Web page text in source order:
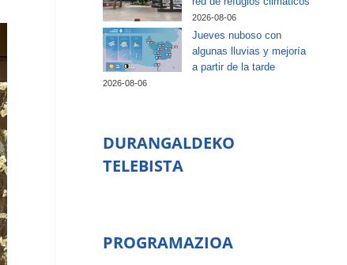
2026-08-06
Jueves nuboso con
algunas lluvias y mejoría
a partir de la tarde
2026-08-06
DURANGALDEKO
TELEBISTA
PROGRAMAZIOA